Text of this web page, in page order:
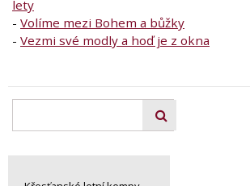
lety
- Volíme mezi Bohem a bůžky
- Vezmi své modly a hoď je z okna